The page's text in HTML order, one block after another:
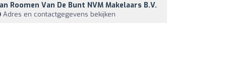
Roomen Van De Bunt NVM Makelaars B.V.
Adres en contactgegevens bekijken